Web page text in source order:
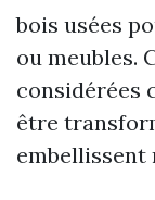
bois usées
ou meubles.
considérées
être
embellissent